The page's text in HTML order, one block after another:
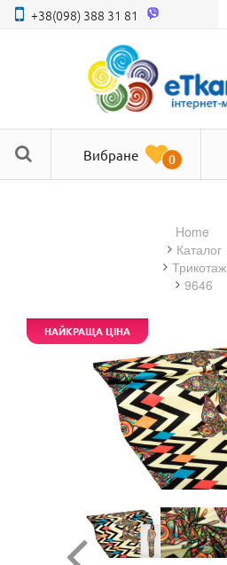
+38(098) 388 31 81
Вибране 0
Home
Каталог
трикотаж
9646
НАЙКРАЩА ЦІНА